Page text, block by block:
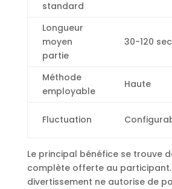
standard
Longueur
moyen
partie
30-120 sec
Méthode
employable
Haute
Fluctuation
Le principal bénéfice se trouve
complète offerte au participant.
divertissement ne autorise de